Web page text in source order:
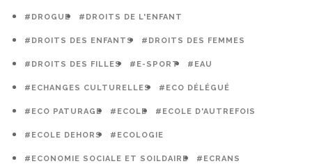
#DROGUE #DROITS DE L'ENFANT
#DROITS DES ENFANTS #DROITS DES FEMMES
#DROITS DES FILLES #E-SPORT #EAU
#ECHANGES CULTURELLES #ECO DÉLÉGUÉ
#ECO PATURAGE #ECOLE #ECOLE D'AUTREFOIS
#ECOLE DEHORS #ECOLOGIE
#ECONOMIE SOCIALE ET SOILDAIRE #ECRANS